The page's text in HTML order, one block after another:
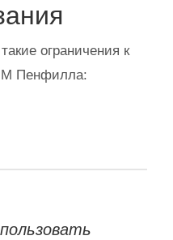
ограничения к
Пенфилла: